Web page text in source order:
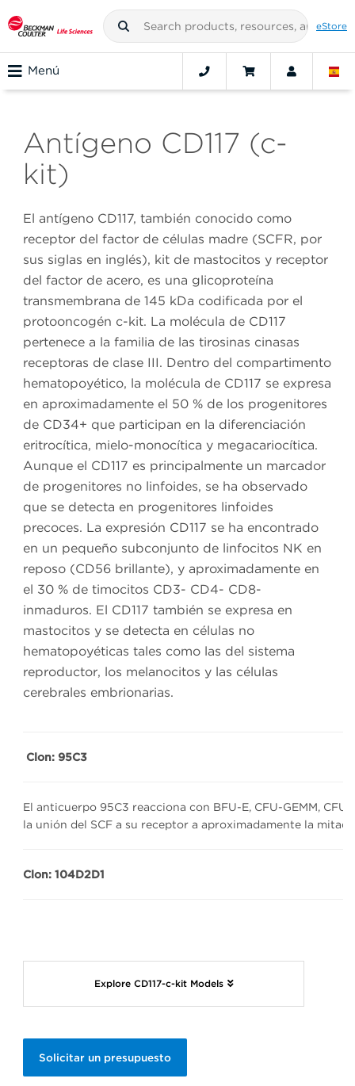
eStore
Menú
Antígeno CD117 (c-
kit)
El antígeno CD117, también conocido como
receptor del factor de células madre (SCFR, por
sus siglas en inglés), kit de mastocitos y receptor
del factor de acero, es una glicoproteína
transmembrana de 145 kDa codificada por el
protooncogén c-kit. La molécula de CD117
pertenece a la familia de las tirosinas cinasas
receptoras de clase III. Dentro del compartimento
hematopoyético, la molécula de CD117 se expresa
en aproximadamente el 50 % de los progenitores
de CD34+ que participan en la diferenciación
eritrocítica, mielo-monocítica y megacariocítica.
Aunque el CD117 es principalmente un marcador
de progenitores no linfoides, se ha observado
que se detecta en progenitores linfoides
precoces. La expresión CD117 se ha encontrado
en un pequeño subconjunto de linfocitos NK en
reposo (CD56 brillante), y aproximadamente en
el 30 % de timocitos CD3- CD4- CD8-
inmaduros. El CD117 también se expresa en
mastocitos y se detecta en células no
hematopoyéticas tales como las del sistema
reproductor, los melanocitos y las células
cerebrales embrionarias.
Clon: 95C3
El anticuerpo 95C3 reacciona con BFU-E, CFU-GEMM,
la unión del SCF a su receptor a aproximadamente la mitad
Clon: 104D2D1
Explore CD117-c-kit Models
Solicitar un presupuesto